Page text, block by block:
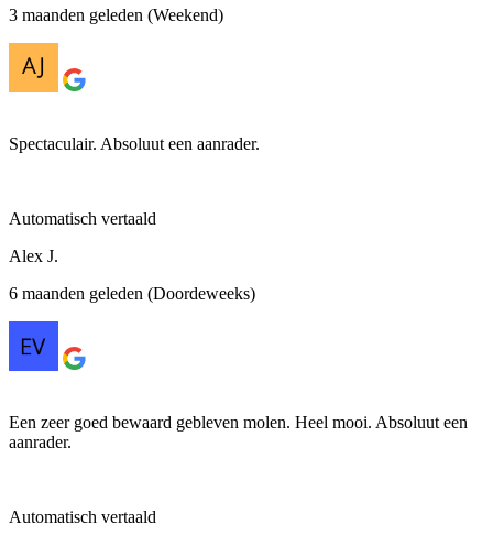
3 maanden geleden (Weekend)
Spectaculair. Absoluut een aanrader.
Automatisch vertaald
Alex J.
6 maanden geleden (Doordeweeks)
Een zeer goed bewaard gebleven molen. Heel mooi. Absoluut een
aanrader.
Automatisch vertaald